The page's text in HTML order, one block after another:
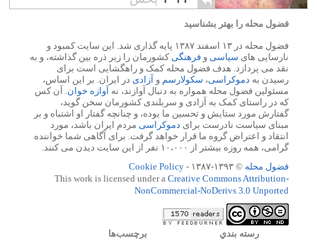
اعتراض هم به شلاق می انجامد.
فضول محله را بهتر بشناسید
فضول محله در ۱۳ اسفند ۱۳۸۷ پایه گذاری شد. این سایت کمبود و
نارسایی های سیاسی و فرهنگیکشورمان را زیر ذره بین گذاشته، و به
نقد می پردازد. هدف فضول محله کمک و راهگشایی است برای
رسیدن به دموکراسی، سکولارسم و آزادی در ایران. بر این اساس،
مسئولین فضول محله همواره به دنبال آوازند، نه آوازه خوان. آن کس
که در راستای کمک به آزادی و سربلندی کشورمان سخن گوید،
گفتارش مورد ستایش و تحسین ما بوده، و چنانچه گفتار او اشتباه و بر
مبنای سیاست نادرست برای دموکراسی مردم ایران باشد، مورد
انتقاد و اعتراض گروه ما قرار خواهد گرفت. برای آگاهی شما خواننده
گرامی، همه روزه بیشتر از ۱۰،۰۰۰ نفر از این سایت دیدن می کنند.
فضول محله © ۱۳۹۳-۱۳۸۷ -
Cookie Policy
This work is licensed under a Creative Commons Attribution-
NonCommercial-NoDerivs 3.0 Unported
رسته بندي برچسب‌ها